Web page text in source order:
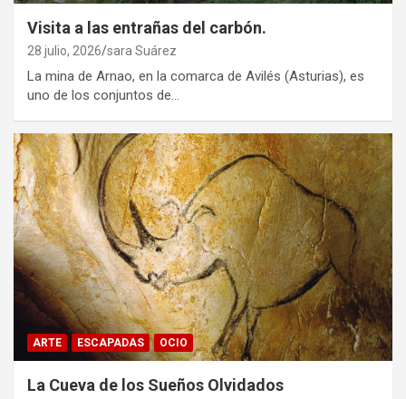
Visita a las entrañas del carbón.
28 julio, 2026 sara Suárez
La mina de Arnao, en la comarca de Avilés (Asturias), es
uno de los conjuntos de…
ARTE ESCAPADAS OCIO
La Cueva de los Sueños Olvidados